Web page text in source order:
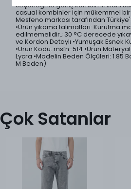
seçeneği ile geniş kombin imkanı
casual kombinler için mükemmel
Mesfeno markası tarafından
•Ürün yıkama talimatları: Kurutma
edilmemelidir.; 30 °C derecede
ve Kordon Detaylı •Yumuşak Esnek
•Ürün Kodu: msfn-514 •Ürün
Lycra •Modelin Beden Ölçüleri: 1.85
M Beden)
Çok Satanlar